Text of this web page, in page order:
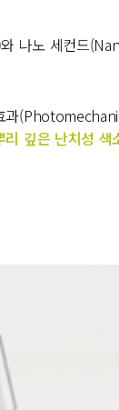
나노 세컨드
과
깊은 난치성 색